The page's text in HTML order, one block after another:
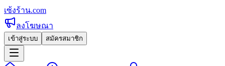
เซ้งร้าน.com
ลงโฆษณา
เข้าสู่ระบบ สมัครสมาชิก